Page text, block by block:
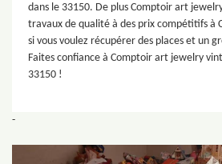
dans le 33150. De plus Comptoir art
travaux de qualité à des prix compétitifs à
si vous voulez récupérer des places et un
Faites confiance à Comptoir art jewelry
33150 !
-